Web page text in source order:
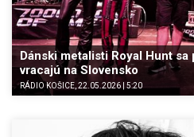
Dánski metalisti Royal Hunt
vracajú na Slovensko
RÁDIO KOŠICE, 22.05.2026 | 5:20